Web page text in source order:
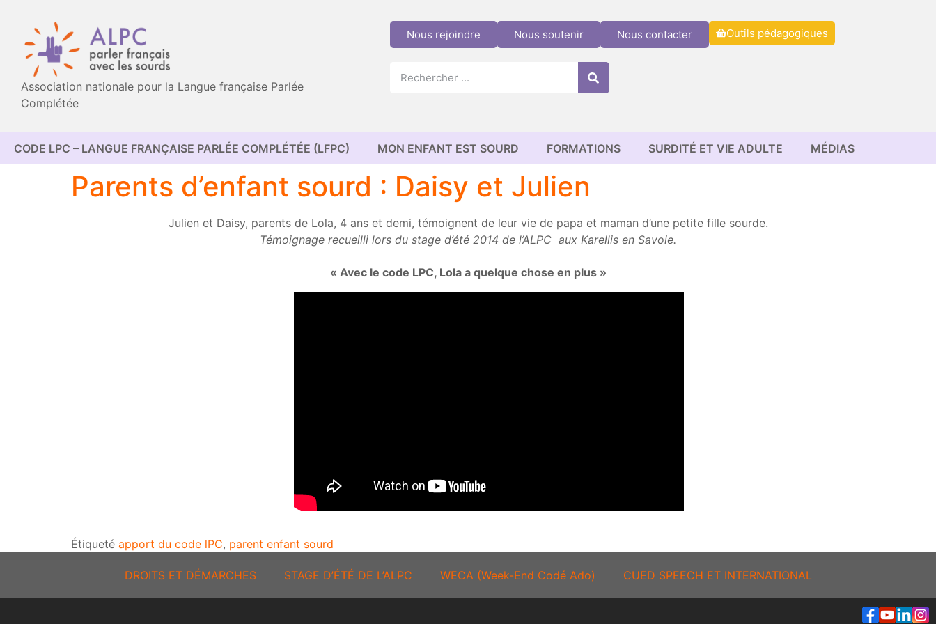
Association nationale pour la Langue française Parlée
Complétée
Nous rejoindre Nous soutenir Nous contacter Outils pédagogiques
CODE LPC – LANGUE FRANÇAISE PARLÉE COMPLÉTÉE (LFPC) MON ENFANT EST SOURD FORMATIONS SURDITÉ ET VIE ADULTE MÉDIAS
Parents d’enfant sourd : Daisy et Julien
Julien et Daisy, parents de Lola, 4 ans et demi, témoignent de leur vie de papa et maman d’une petite fille sourde.
Témoignage recueilli lors du stage d’été 2014 de l’ALPC aux Karellis en Savoie.
« Avec le code LPC, Lola a quelque chose en plus »
Étiqueté apport du code lPC, parent enfant sourd
DROITS ET DÉMARCHES STAGE D’ÉTÉ DE L’ALPC WECA (Week-End Codé Ado) CUED SPEECH ET INTERNATIONAL